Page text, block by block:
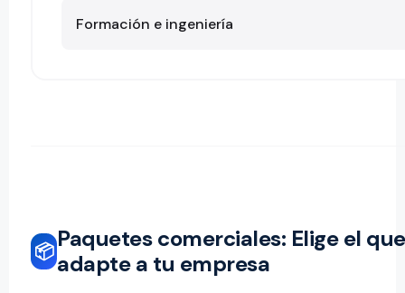
Formación e ingeniería
📦 Paquetes comerciales: Elige el
adapte a tu empresa